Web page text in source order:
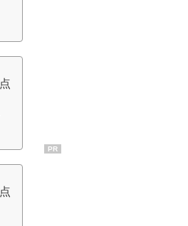
点
点
PR